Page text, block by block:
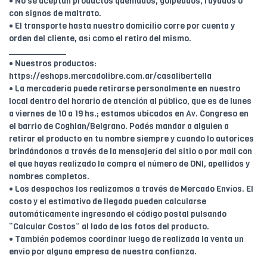
con signos de maltrato.
• El transporte hasta nuestro domicilio corre por cuenta y
orden del cliente, así como el retiro del mismo.
____________
• Nuestros productos:
https://eshops.mercadolibre.com.ar/casalibertella
• La mercadería puede retirarse personalmente en nuestro
local dentro del horario de atención al público, que es de lunes
a viernes de 10 a 19 hs.; estamos ubicados en Av. Congreso en
el barrio de Coghlan/Belgrano. Podés mandar a alguien a
retirar el producto en tu nombre siempre y cuando lo autorices
brindándonos a través de la mensajería del sitio o por mail con
el que hayas realizado la compra el número de DNI, apellidos y
nombres completos.
• Los despachos los realizamos a través de Mercado Envíos. El
costo y el estimativo de llegada pueden calcularse
automáticamente ingresando el código postal pulsando
“Calcular Costos” al lado de las fotos del producto.
• También podemos coordinar luego de realizada la venta un
envío por alguna empresa de nuestra confianza.